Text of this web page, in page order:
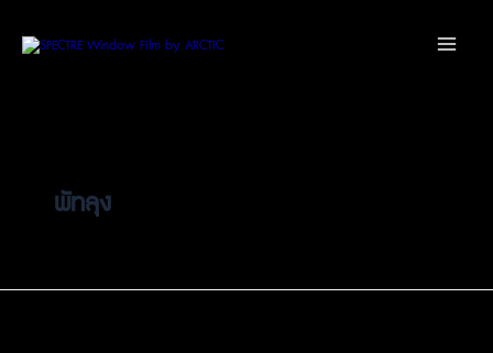
พัทลุง